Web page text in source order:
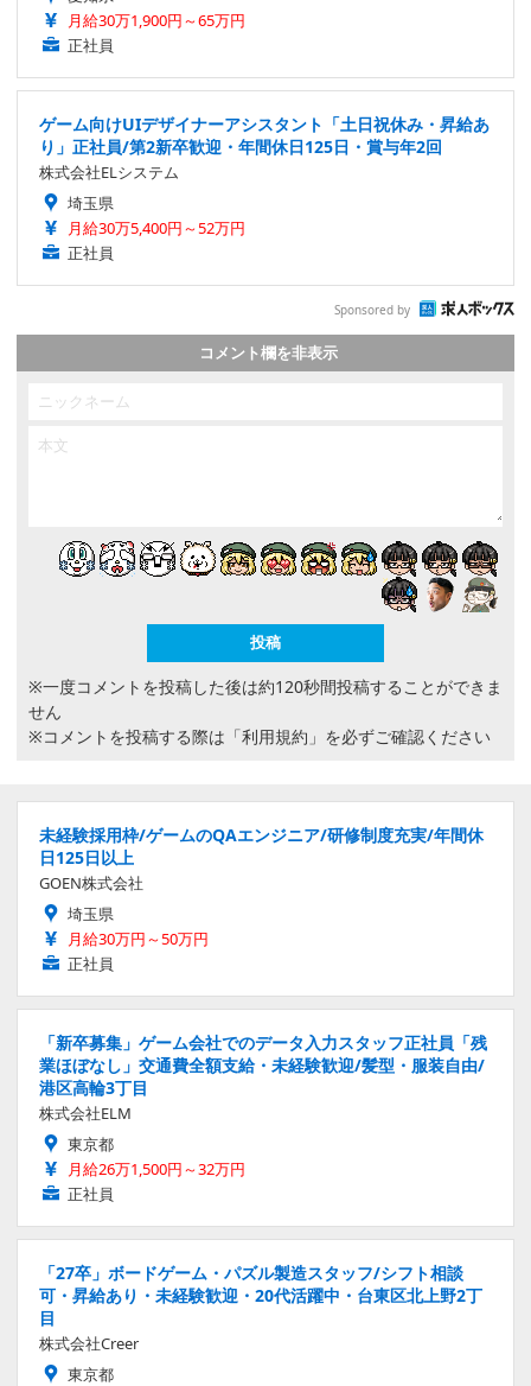
月給30万1,900円～65万円
正社員
ゲーム向けUIデザイナーアシスタント「土日祝休み・昇給あ
り」正社員/第2新卒歓迎・年間休日125日・賞与年2回
株式会社ELシステム
埼玉県
月給30万5,400円～52万円
正社員
Sponsored by
コメント欄を非表示
※一度コメントを投稿した後は約120秒間投稿することができま
せん
※コメントを投稿する際は 「利用規約」 を必ずご確認ください
未経験採用枠/ゲームのQAエンジニア/研修制度充実/年間休
日125日以上
GOEN株式会社
埼玉県
月給30万円～50万円
正社員
「新卒募集」ゲーム会社でのデータ入力スタッフ正社員「残
業ほぼなし」交通費全額支給・未経験歓迎/髪型・服装自由/
港区高輪3丁目
株式会社ELM
東京都
月給26万1,500円～32万円
正社員
「27卒」ボードゲーム・パズル製造スタッフ/シフト相談
可・昇給あり・未経験歓迎・20代活躍中・台東区北上野2丁
目
株式会社Creer
東京都